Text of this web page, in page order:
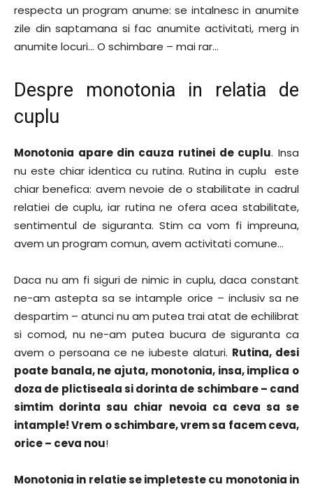
respecta un program anume: se intalnesc in anumite
zile din saptamana si fac anumite activitati, merg in
anumite locuri… O schimbare – mai rar…
Despre monotonia in relatia de
cuplu
Monotonia apare din cauza rutinei de cuplu. Insa
nu este chiar identica cu rutina. Rutina in cuplu este
chiar benefica: avem nevoie de o stabilitate in cadrul
relatiei de cuplu, iar rutina ne ofera acea stabilitate,
sentimentul de siguranta. Stim ca vom fi impreuna,
avem un program comun, avem activitati comune…
Daca nu am fi siguri de nimic in cuplu, daca constant
ne-am astepta sa se intample orice – inclusiv sa ne
despartim – atunci nu am putea trai atat de echilibrat
si comod, nu ne-am putea bucura de siguranta ca
avem o persoana ce ne iubeste alaturi. Rutina, desi
poate banala, ne ajuta, monotonia, insa, implica o
doza de plictiseala si dorinta de schimbare – cand
simtim dorinta sau chiar nevoia ca ceva sa se
intample! Vrem o schimbare, vrem sa facem ceva,
orice – ceva nou!
Monotonia in relatie se impleteste cu monotonia in